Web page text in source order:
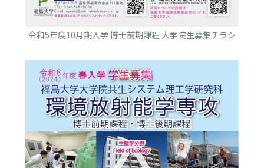
令和5年度10月期入学 博士前期課程 大学院生募集チラシ